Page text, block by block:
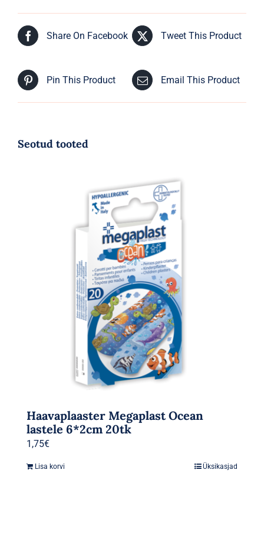
Share On Facebook Tweet This Product
Pin This Product Email This Product
Seotud tooted
Haavaplaaster Megaplast Ocean
lastele 6*2cm 20tk
1,75€
Lisa korvi Üksikasjad